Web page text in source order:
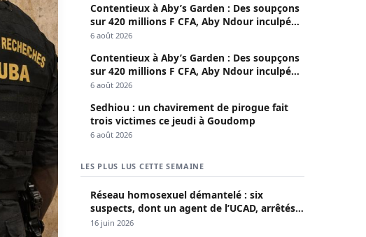
Contentieux à Aby’s Garden : Des soupçons
sur 420 millions F CFA, Aby Ndour inculpée
pour abus de biens sociaux
6 août 2026
Contentieux à Aby’s Garden : Des soupçons
sur 420 millions F CFA, Aby Ndour inculpée
pour abus de biens sociaux
6 août 2026
Sedhiou : un chavirement de pirogue fait
trois victimes ce jeudi à Goudomp
6 août 2026
LES PLUS LUS CETTE SEMAINE
Réseau homosexuel démantelé : six
suspects, dont un agent de l’UCAD, arrêtés à
Keur Massar ; l’un avoue avoir propagé le
16 juin 2026